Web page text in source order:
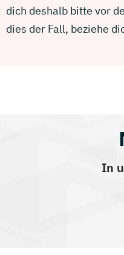
dich deshalb bitte vor
dies der Fall, beziehe
In